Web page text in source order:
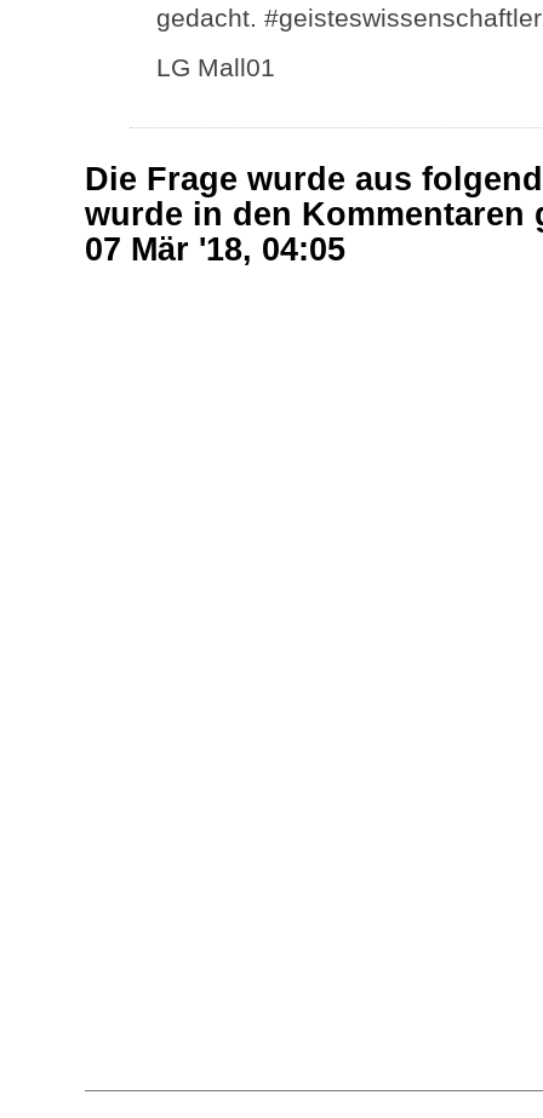
gedacht.
LG Mall01
Die Frage wurde aus
wurde in den
07 Mär '18, 04:05